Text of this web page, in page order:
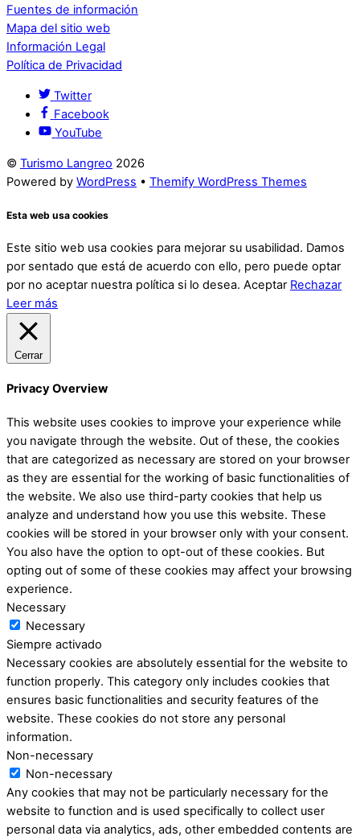
Fuentes de información
Mapa del sitio web
Información Legal
Política de Privacidad
Twitter
Facebook
YouTube
© Turismo Langreo 2026
Powered by WordPress • Themify WordPress Themes
Esta web usa cookies
Este sitio web usa cookies para mejorar su usabilidad. Damos
por sentado que está de acuerdo con ello, pero puede optar
por no aceptar nuestra política si lo desea. Aceptar Rechazar
Leer más
Cerrar
Privacy Overview
This website uses cookies to improve your experience while
you navigate through the website. Out of these, the cookies
that are categorized as necessary are stored on your browser
as they are essential for the working of basic functionalities of
the website. We also use third-party cookies that help us
analyze and understand how you use this website. These
cookies will be stored in your browser only with your consent.
You also have the option to opt-out of these cookies. But
opting out of some of these cookies may affect your browsing
experience.
Necessary
Necessary
Siempre activado
Necessary cookies are absolutely essential for the website to
function properly. This category only includes cookies that
ensures basic functionalities and security features of the
website. These cookies do not store any personal
information.
Non-necessary
Non-necessary
Any cookies that may not be particularly necessary for the
website to function and is used specifically to collect user
personal data via analytics, ads, other embedded contents are